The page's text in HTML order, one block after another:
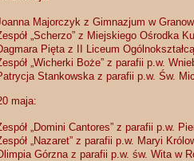
Majorczyk z Gimnazjum w
„Scherzo” z Miejskiego Ośrodka
Pięta z II Liceum
„Wicherki Boże” z parafii p.w.
Stankowska z parafii p.w. Św.
maja:
„Domini Cantores” z parafii p.w.
„Nazaret” z parafii p.w. Maryi
Górzna z parafii p.w. św. Wita w